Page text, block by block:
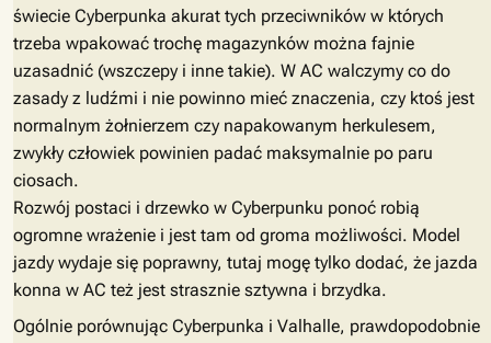
świecie Cyberpunka akurat tych przeciwników w których
trzeba wpakować trochę magazynków można fajnie
uzasadnić (wszczepy i inne takie). W AC walczymy co do
zasady z ludźmi i nie powinno mieć znaczenia, czy ktoś jest
normalnym żołnierzem czy napakowanym herkulesem,
zwykły człowiek powinien padać maksymalnie po paru
ciosach.
Rozwój postaci i drzewko w Cyberpunku ponoć robią
ogromne wrażenie i jest tam od groma możliwości. Model
jazdy wydaje się poprawny, tutaj mogę tylko dodać, że jazda
konna w AC też jest strasznie sztywna i brzydka.
Ogólnie porównując Cyberpunka i Valhalle, prawdopodobnie